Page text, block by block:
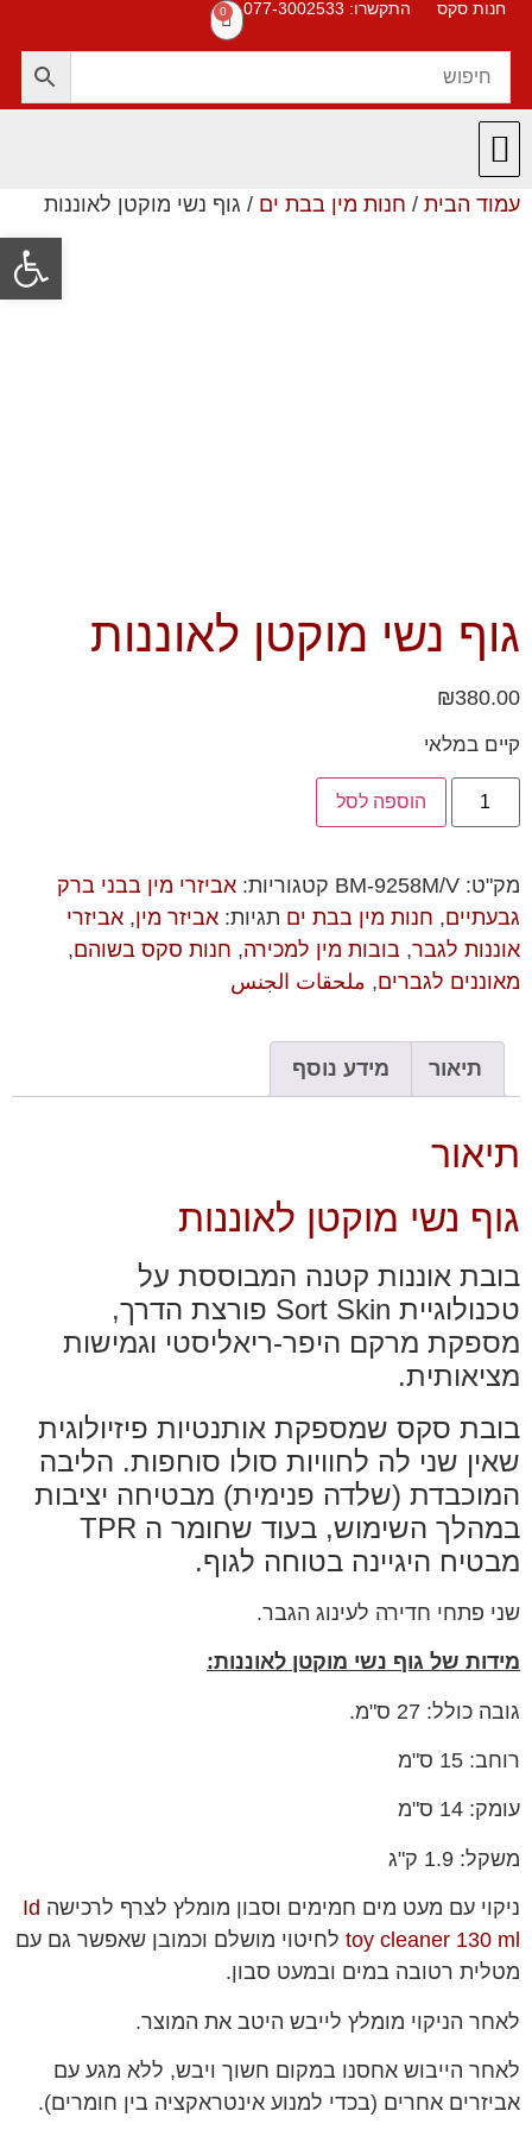
חנות סקס התקשרו: 077-3002533 0
עמוד הבית / חנות מין בבת ים / גוף נשי מוקטן לאוננות
גוף נשי מוקטן לאוננות
₪380.00
קיים במלאי
הוספה לסל
מק"ט: BM-9258M/V קטגוריות: אביזרי מין בבני ברק
גבעתיים, חנות מין בבת ים תגיות: אביזר מין, אביזרי
אוננות לגבר, בובות מין למכירה, חנות סקס בשוהם,
מאוננים לגברים, ملحقات الجنس
תיאור מידע נוסף
תיאור
גוף נשי מוקטן לאוננות
בובת אוננות קטנה המבוססת על
טכנולוגיית Sort Skin פורצת הדרך,
מספקת מרקם היפר-ריאליסטי וגמישות
מציאותית.
בובת סקס שמספקת אותנטיות פיזיולוגית
שאין שני לה לחוויות סולו סוחפות. הליבה
המוכבדת (שלדה פנימית) מבטיחה יציבות
במהלך השימוש, בעוד שחומר ה TPR
מבטיח היגיינה בטוחה לגוף.
שני פתחי חדירה לעינוג הגבר.
מידות של גוף נשי מוקטן לאוננות:
גובה כולל: 27 ס"מ.
רוחב: 15 ס"מ
עומק: 14 ס"מ
משקל: 1.9 ק"ג
ניקוי עם מעט מים חמימים וסבון מומלץ לצרף לרכישה Id
toy cleaner 130 ml לחיטוי מושלם וכמובן שאפשר גם עם
מטלית רטובה במים ובמעט סבון.
לאחר הניקוי מומלץ לייבש היטב את המוצר.
לאחר הייבוש אחסנו במקום חשוך ויבש, ללא מגע עם
אביזרים אחרים (בכדי למנוע אינטראקציה בין חומרים).
פתח